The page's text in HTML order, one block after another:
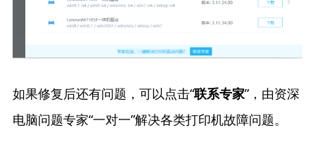
如果修复后还有问题，可以点击“联系专家”，由资深
电脑问题专家“一对一”解决各类打印机故障问题。